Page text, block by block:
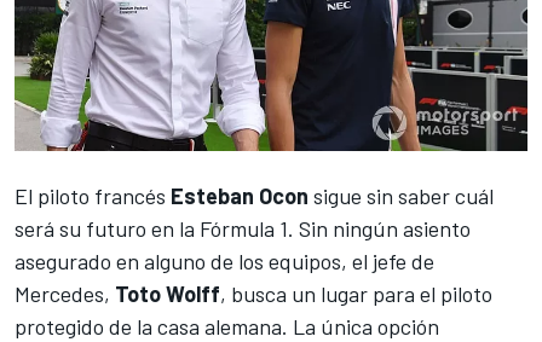
El piloto francés Esteban Ocon sigue sin saber cuál
será su futuro en la Fórmula 1. Sin ningún asiento
asegurado en alguno de los equipos, el jefe de
Mercedes, Toto Wolff, busca un lugar para el piloto
protegido de la casa alemana. La única opción